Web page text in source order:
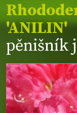
'ANILIN'
pěnišník